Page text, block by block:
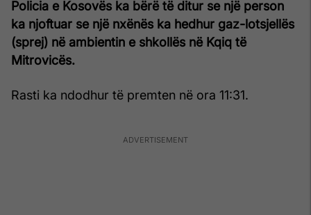
Policia e Kosovës ka bërë të ditur se një person
ka njoftuar se një nxënës ka hedhur gaz-lotsjellës
(sprej) në ambientin e shkollës në Kqiq të
Mitrovicës.
Rasti ka ndodhur të premten në ora 11:31.